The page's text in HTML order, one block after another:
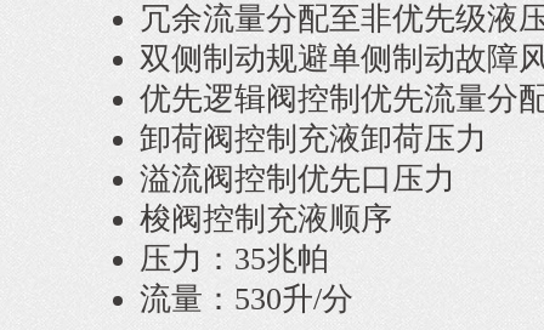
冗余流量分配至非优先级液
双侧制动规避单侧制动故障
优先逻辑阀控制优先流量分
卸荷阀控制充液卸荷压力
溢流阀控制优先口压力
梭阀控制充液顺序
压力：35兆帕
流量：530升/分